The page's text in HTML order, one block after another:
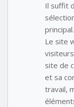
Il suffit
Le site
site de
et sa
travail,